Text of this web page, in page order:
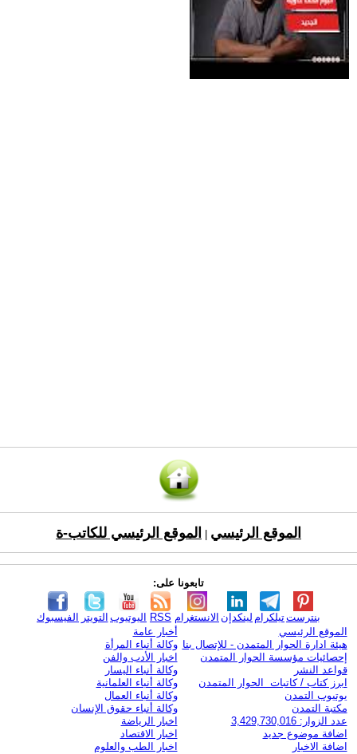
الموقع الرئيسي الموقع الرئيسي للكاتب-ة
تابعونا على:
الفيسبوك التويتر اليوتيوب RSS الانستغرام لينكدإن تيلكرامبنترست
الموقع الرئيسي
هيئة ادارة الحوار المتمدن - للإتصال بنا
إحصائيات مؤسسة الحوار المتمدن
قواعد النشر
ابرز كتاب / كاتبات الحوار المتمدن
يوتيوب التمدن
مكتبة التمدن
عدد الزوار: 3,429,730,016
اضافة موضوع جديد
اضافة الاخبار
أخبار عامة
وكالة أنباء المرأة
اخبار الأدب والفن
وكالة أنباء اليسار
وكالة أنباء العلمانية
وكالة أنباء العمال
وكالة أنباء حقوق الإنسان
اخبار الرياضة
اخبار الاقتصاد
اخبار الطب والعلوم